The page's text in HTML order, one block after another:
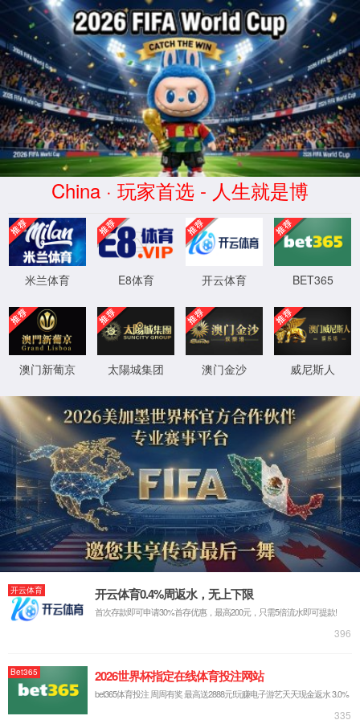
导航
社会服务
当前位置：首页 社会服务 乡村振兴
乡村振兴
【“双百行动”进行时】科技赋能“蚝”产业，校地协同助振兴—我院领导带队参加铁涌镇赤岸蚝文化美食嘉年华活动
2025-12-18
【“双百行动”进行时】甘薯满田富农家，我院农村科技特派员团队在惠东县安墩镇引进新品种甘薯喜迎丰收
2025-12-15
校企融合促发展，同心共筑振兴梦 ——新葡萄奔驰AMG官网活动党外知识分子联谊会新葡萄AMG官方网站、化学与材料工程学院代表走访博罗企业
2025-12-09
【“双百行动”进行时】科技赋能“薯”光路，我院农村科技特派员团队为惠东种植户送上“肥”利
2025-11-21
【“双百行动”进行时】我院联合举办贝墩镇脐橙种植技术创新与绿色防控培训会
2025-11-17
【“双百行动”进行时】我院农村科技特派员团队在惠东县安墩镇举办林下经济与竹基食用菌高效培育实践培训会
2025-11-13
【“双百行动”进行时】我院农村科技特派员团队参加龙川县义都镇茶叶品鉴推介会
2025-11-03
2025-10-28
我院农村科技特派员团队在惠东县铁涌镇举办水稻种植技术培训会